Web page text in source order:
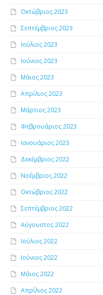
Οκτώβριος 2023
Σεπτέμβριος 2023
Ιούλιος 2023
Ιούνιος 2023
Μάιος 2023
Απρίλιος 2023
Μάρτιος 2023
Φεβρουάριος 2023
Ιανουάριος 2023
Δεκέμβριος 2022
Νοέμβριος 2022
Οκτώβριος 2022
Σεπτέμβριος 2022
Αύγουστος 2022
Ιούλιος 2022
Ιούνιος 2022
Μάιος 2022
Απρίλιος 2022